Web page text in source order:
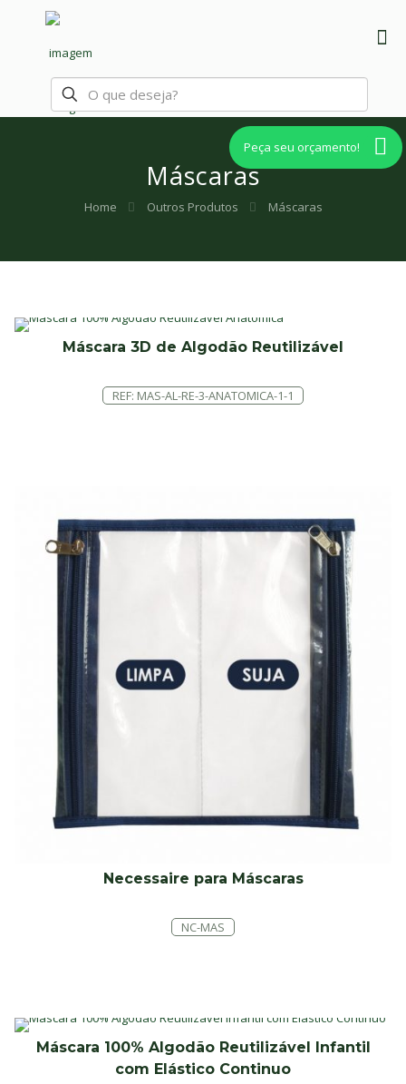
Máscaras
Peça seu orçamento!
Home Outros Produtos Máscaras
Máscara 3D de Algodão Reutilizável
REF: MAS-AL-RE-3-ANATOMICA-1-1
Necessaire para Máscaras
NC-MAS
Máscara 100% Algodão Reutilizável Infantil
com Elástico Continuo